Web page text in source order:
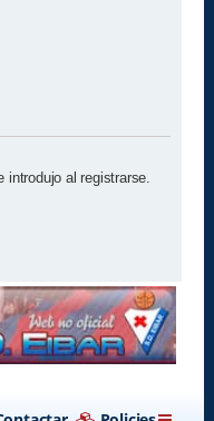
introdujo al registrarse.